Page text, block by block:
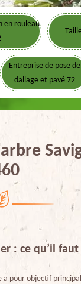
en rouleau
Entreprise de pose de
dallage et pavé 72
: ce qu’il faut
a pour objectif